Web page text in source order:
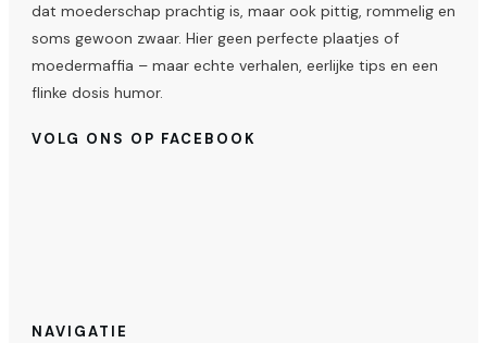
dat moederschap prachtig is, maar ook pittig, rommelig en
soms gewoon zwaar. Hier geen perfecte plaatjes of
moedermaffia – maar echte verhalen, eerlijke tips en een
flinke dosis humor.
VOLG ONS OP FACEBOOK
NAVIGATIE